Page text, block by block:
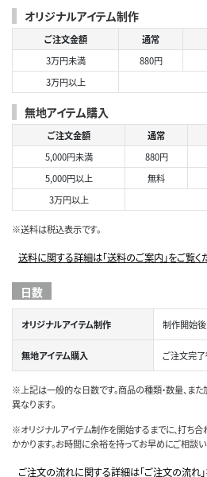
オリジナルアイテム制作
ご注文金額 通常
3万円未満
880円
3万円以上
無地アイテム購入
ご注文金額 通常
5,000円未満
880円
5,000円以上
無料
3万円以上
※送料は税込表示です。
送料に関する詳細は「送料のご案内」をご覧く
日数
オリジナルアイテム制作 制作開始後
無地アイテム購入 ご注文完了
※上記は一般的な日数です。商品の種類・数量、ま
異なります。
※オリジナルアイテム制作を開始するまでに、打ち
かかります。お時間に余裕を持ってお早めにご相談い
ご注文の流れに関する詳細は「ご注文の流れ」